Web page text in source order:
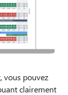
vous pouvez
clairement